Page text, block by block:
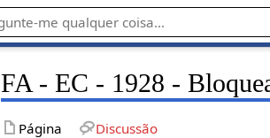
FA - EC - 1928 -
Página Discussão